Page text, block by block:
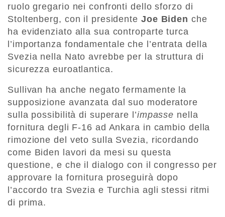
ruolo gregario nei confronti dello sforzo di
Stoltenberg, con il presidente Joe Biden che
ha evidenziato alla sua controparte turca
l’importanza fondamentale che l’entrata della
Svezia nella Nato avrebbe per la struttura di
sicurezza euroatlantica.
Sullivan ha anche negato fermamente la
supposizione avanzata dal suo moderatore
sulla possibilità di superare l’impasse nella
fornitura degli F-16 ad Ankara in cambio della
rimozione del veto sulla Svezia, ricordando
come Biden lavori da mesi su questa
questione, e che il dialogo con il congresso per
approvare la fornitura proseguirà dopo
l’accordo tra Svezia e Turchia agli stessi ritmi
di prima.